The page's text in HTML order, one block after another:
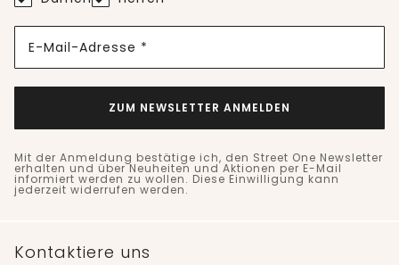
E-Mail-Adresse *
ZUM NEWSLETTER ANMELDEN
Mit der Anmeldung bestätige ich, den Street One Newsletter
erhalten und über Neuheiten und Aktionen per E-Mail
informiert werden zu wollen. Diese Einwilligung kann
jederzeit widerrufen werden.
Kontaktiere uns